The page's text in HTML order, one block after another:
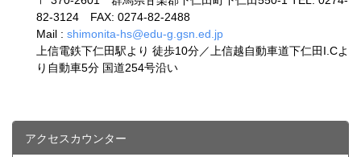
82-3124 FAX: 0274-82-2488
Mail : shimonita-hs@edu-g.gsn.ed.jp
上信電鉄下仁田駅より 徒歩10分／上信越自動車道下仁田I.Cよ
り自動車5分 国道254号沿い
アクセスカウンター